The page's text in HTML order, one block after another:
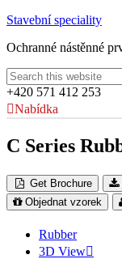
Stavební speciality
Ochranné nástěnné
+420 571 412 253
Nabídka
C Series
Get Brochure
Objednat vzorek
Rubber
3D View